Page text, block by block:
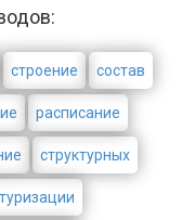
строение состав
расписание
структурных